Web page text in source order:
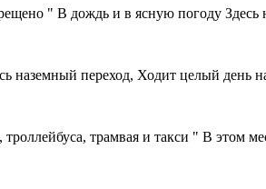
" В дождь и в ясную погоду
наземный переход, Ходит целый день
трамвая и такси " В этом